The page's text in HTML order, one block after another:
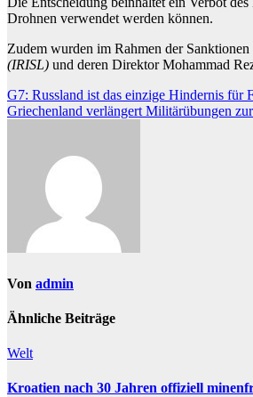
Drohnen verwendet werden können.
Zudem wurden im Rahmen der
(IRISL) und deren Direktor Mohammad
Beitragsnavigation
G7: Russland ist das einzige Hindernis für
Griechenland verlängert Militärübungen
Von admin
Ähnliche Beiträge
Welt
Kroatien nach 30 Jahren offiziell